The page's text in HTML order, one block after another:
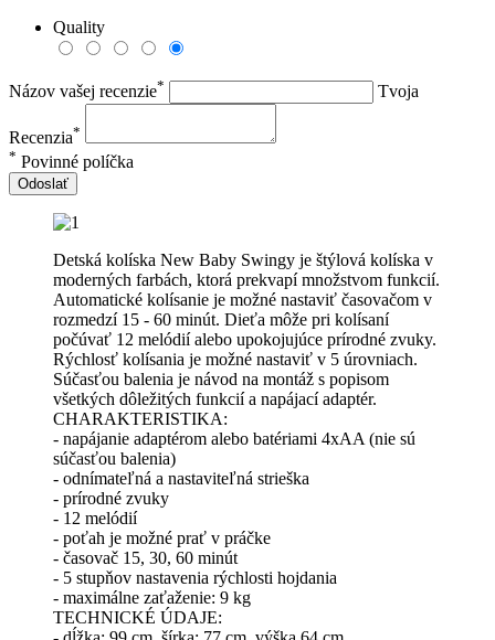
Quality
Názov vašej recenzie* Tvoja
Recenzia*
* Povinné políčka
Odoslať
Detská kolíska New Baby Swingy je štýlová kolíska v
moderných farbách, ktorá prekvapí množstvom funkcií.
Automatické kolísanie je možné nastaviť časovačom v
rozmedzí 15 - 60 minút. Dieťa môže pri kolísaní
počúvať 12 melódií alebo upokojujúce prírodné zvuky.
Rýchlosť kolísania je možné nastaviť v 5 úrovniach.
Súčasťou balenia je návod na montáž s popisom
všetkých dôležitých funkcií a napájací adaptér.
CHARAKTERISTIKA:
- napájanie adaptérom alebo batériami 4xAA (nie sú
súčasťou balenia)
- odnímateľná a nastaviteľná strieška
- prírodné zvuky
- 12 melódií
- poťah je možné prať v práčke
- časovač 15, 30, 60 minút
- 5 stupňov nastavenia rýchlosti hojdania
- maximálne zaťaženie: 9 kg
TECHNICKÉ ÚDAJE: